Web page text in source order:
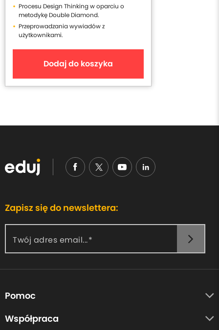
Procesu Design Thinking w oparciu o
metodykę Double Diamond.
Przeprowadzania wywiadów z
użytkownikami.
Dodaj do koszyka
Zapisz się do newslettera:
Twój adres email...
Pomoc
O nas
Współpraca